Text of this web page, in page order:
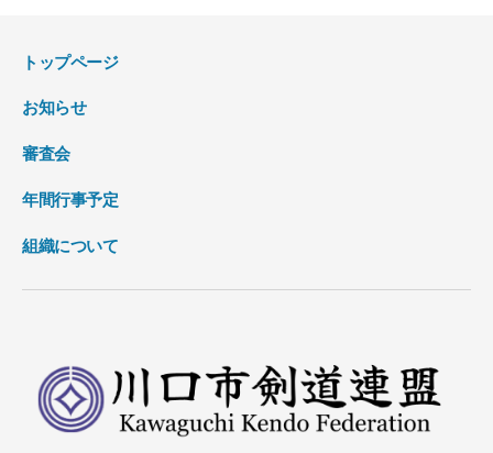
トップページ
お知らせ
審査会
年間行事予定
組織について